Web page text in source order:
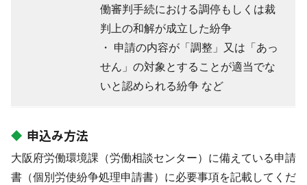
働審判手続における調停もしくは裁
判上の和解が成立した紛争
・ 申請の内容が「調整」又は「あっ
せん」の対象とすることが適当でな
いと認められる紛争 など
申込み方法
大阪府労働環境課（労働相談センター）に備えている申請
書（個別労使紛争処理申請書）に必要事項を記載してくだ